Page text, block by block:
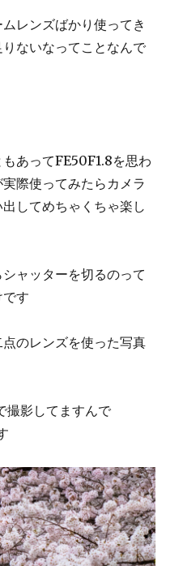
レンズばかり使ってき
ないなってことなんで
あってFE50F1.8を思わ
際使ってみたらカメラ
してめちゃくちゃ楽し
ャッターを切るのって
す
のレンズを使った写真
撮影してますんで